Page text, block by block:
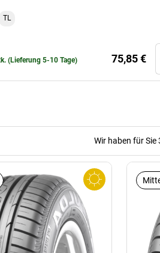
TL
75,85 €
(Lieferung 5-10 Tage)
Wir haben für